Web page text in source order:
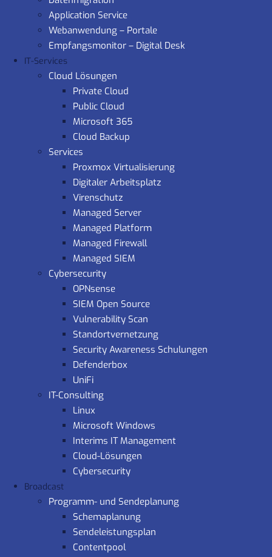
Application Service
Webanwendung – Portale
Empfangsmonitor – Digital Desk
IT-Services
Cloud Lösungen
Private Cloud
Public Cloud
Microsoft 365
Cloud Backup
Services
Proxmox Virtualisierung
Digitaler Arbeitsplatz
Virenschutz
Managed Server
Managed Platform
Managed Firewall
Managed SIEM
Cybersecurity
OPNsense
SIEM Open Source
Vulnerability Scan
Standortvernetzung
Security Awareness Schulungen
Defenderbox
UniFi
IT-Consulting
Linux
Microsoft Windows
Interims IT Management
Cloud-Lösungen
Cybersecurity
Broadcast
Programm- und Sendeplanung
Schemaplanung
Sendeleistungsplan
Contentpool